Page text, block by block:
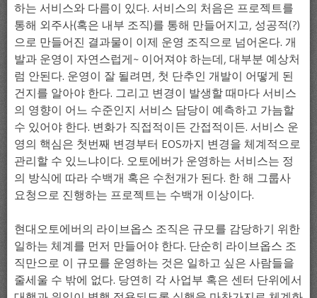
하는 서비스와 다름이 있다. 서비스의 처음은 프로젝트를
통해 외주사(혹은 내부 조직)를 통해 만들어지고, 성공적(?)
으로 만들어진 결과물이 이제 운영 조직으로 넘어온다. 개
발과 운영이 자연스럽게~ 이어져야 하는데, 대부분 예상처
럼 안된다. 운영이 잘 될려면, 첫 단추인 개발이 어떻게 된
건지를 알아야 한다. 그리고 변경이 발생할 때마다 서비스
의 영향이 어느 수준인지 서비스 담당이 예측하고 가늠할
수 있어야 한다. 변화가 직접적이든 간접적이든. 서비스 운
영의 핵심은 첫번째 변경부터 EOS까지 변경을 체계적으로
관리할 수 있느냐이다. 오토에버가 운영하는 서비스는 정
의 방식에 따라 수백개 혹은 수천개가 된다. 한 해 그룹사
요청으로 진행하는 프로젝트는 수백개 이상이다.
현대오토에버의 라이브옵스 조직은 규모를 감당하기 위한
일하는 체계를 먼저 만들어야 한다. 단순히 라이브옵스 조
직만으로 이 규모를 운영하는 것은 일하고 싶은 사람들을
줄세울 수 밖에 없다. 당연히 각 사업부 혹은 센터 단위에서